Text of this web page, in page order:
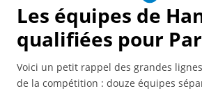
Les équipes de
qualifiées pour
Voici un petit rappel des grandes
de la compétition : douze équipes